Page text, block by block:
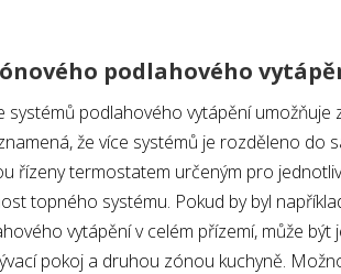
podlahového
systémů podlahového vytápění umožňuje
že více systémů je rozděleno do
řízeny termostatem určeným pro
topného systému. Pokud by byl
vytápění v celém přízemí, může být
pokoj a druhou zónou kuchyně.